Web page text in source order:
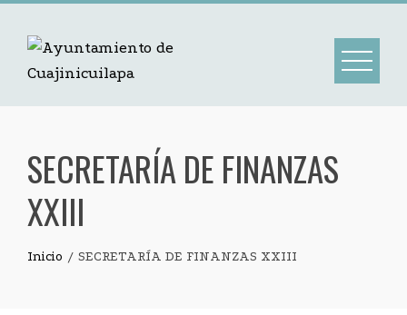
SECRETARÍA DE FINANZAS
XXIII
Inicio SECRETARÍA DE FINANZAS XXIII